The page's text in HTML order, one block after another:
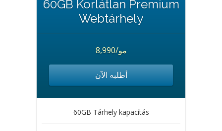
60GB Korlátlan Premium
Webtárhely
8,990/مو
أطلبه الآن
60GB Tárhely kapacítás